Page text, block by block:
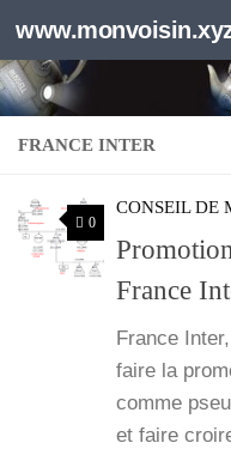
Au dessous du contenu
FRANCE INTER
0
CONSEIL DE
France
France
faire la
comme
et faire